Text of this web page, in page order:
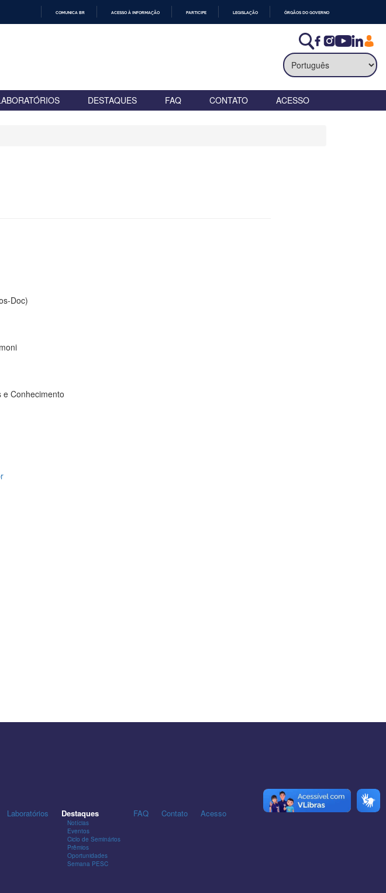
COMUNICA BR ACESSO À INFORMAÇÃO PARTICIPE LEGISLAÇÃO ÓRGÃOS DO GOVERNO
DESTAQUES FAQ CONTATO ACESSO
Doc)
e Conhecimento
Laboratórios Destaques
Notícias
Eventos
Ciclo de Seminários
Prêmios
Oportunidades
Semana PESC
FAQ Contato Acesso